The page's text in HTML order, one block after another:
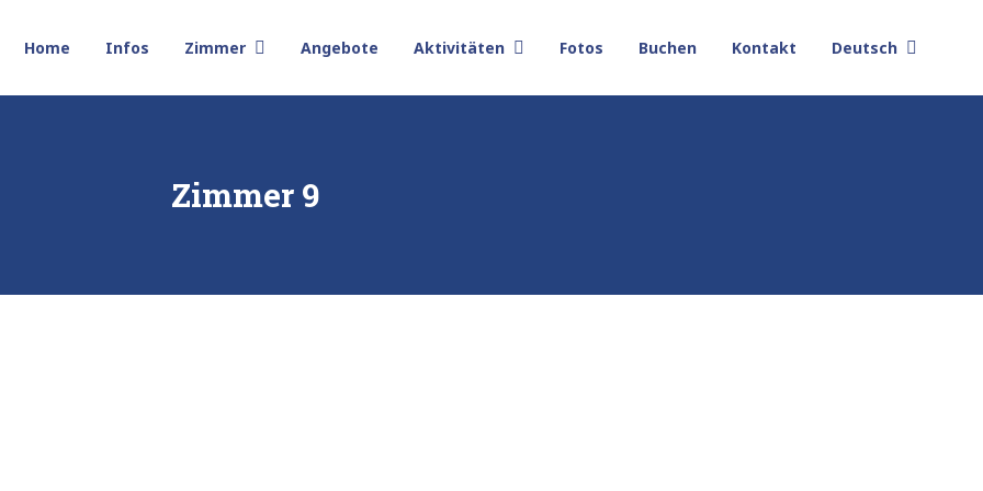
Home Infos Zimmer Angebote Aktivitäten Fotos Buchen Kontakt Deutsch
Zimmer 9